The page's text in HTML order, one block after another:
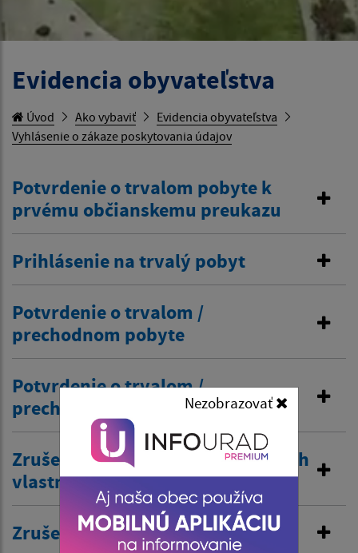
Nezobrazovať
Evidencia obyvateľstva
Úvod Ako vybaviť
Evidencia obyvateľstva
Vyhlásenie o zákaze poskytovania údajov
Potvrdenie o trvalom pobyte k
prvému občianskemu preukazu
Prihlásenie na trvalý pobyt
Potvrdenie o trvalom /
prechodnom pobyte
Potvrdenie o trvalom /
prechodnom pobyte
Zrušenie trvalého pobytu na návrh
vlastníka budovy
Zrušenie prechodného pobytu